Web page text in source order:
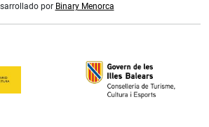
por Binary Menorca